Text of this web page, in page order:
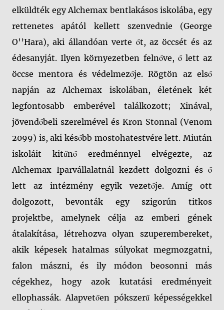
elküldték egy Alchemax bentlakásos iskolába, egy
rettenetes apától kellett szenvednie (George
O'’Hara), aki állandóan verte őt, az öccsét és az
édesanyját. Ilyen környezetben felnőve, ő lett az
öccse mentora és védelmezője. Rögtön az első
napján az Alchemax iskolában, életének két
legfontosabb emberével találkozott; Xinával,
jövendőbeli szerelmével és Kron Stonnal (Venom
2099) is, aki később mostohatestvére lett. Miután
iskoláit kitűnő eredménnyel elvégezte, az
Alchemax Iparvállalatnál kezdett dolgozni és ő
lett az intézmény egyik vezetője. Amíg ott
dolgozott, bevonták egy szigorún titkos
projektbe, amelynek célja az emberi gének
átalakítása, létrehozva olyan szuperembereket,
akik képesek hatalmas súlyokat megmozgatni,
falon mászni, és ily módon beosonni más
cégekhez, hogy azok kutatási eredményeit
ellophassák. Alapvetően pókszerű képességekkel